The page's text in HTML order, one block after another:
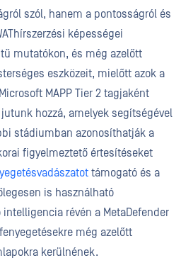
szól, hanem a pontosságról és
képességei
mutatókon, és még azelőtt
eszközeit, mielőtt azok a
MAPP Tier 2 tagjaként
hozzá, amelyek segítségével
stádiumban azonosíthatják a
figyelmeztető értesítéseket
támogató és a
is használható
révén a MetaDefender
még azelőtt
kerülnének.